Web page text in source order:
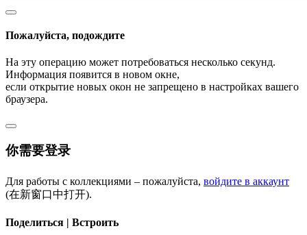
Пожалуйста, подождите
На эту операцию может потребоваться несколько секунд.
Информация появится в новом окне,
если открытие новых окон не запрещено в настройках вашего
браузера.
你需要登录
Для работы с коллекциями – пожалуйста, войдите в аккаунт
(在新窗口中打开).
Поделиться | Встроить